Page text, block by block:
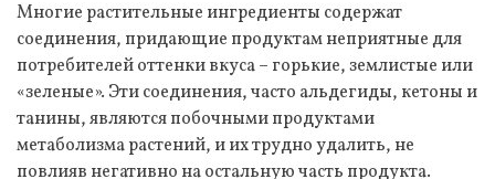
Многие растительные ингредиенты содержат
соединения, придающие продуктам неприятные для
потребителей оттенки вкуса – горькие, землистые или
«зеленые». Эти соединения, часто альдегиды, кетоны и
танины, являются побочными продуктами
метаболизма растений, и их трудно удалить, не
повлияв негативно на остальную часть продукта.